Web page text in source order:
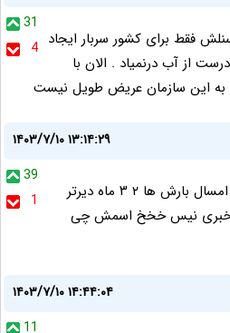
31
4 فقط برای کشور سربار ایجاد
از آب درنمیاد . الان با
به این سازمان عریض طویل نیست
۱۴۰۳/۷/۱۰ ۱۳:۱۴:۲۹
39
1
یه کارشناسی بود که میگفت امسال بارش ها ۲ ۳ ماه دیرتر
خبری نیس خخخ اسمش چی
۱۴۰۳/۷/۱۰ ۱۴:۴۴:۰۴
11